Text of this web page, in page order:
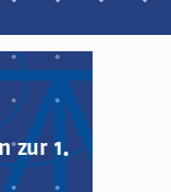
zur 1.